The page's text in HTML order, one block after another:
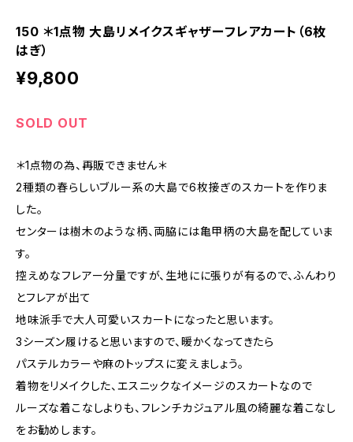
150 ＊1点物 大島リメイクスギャザーフレアカート（6枚
はぎ）
¥9,800
SOLD OUT
＊1点物の為、再販できません＊
2種類の春らしいブルー系の大島で6枚接ぎのスカートを作りま
した。
センターは樹木のような柄、両脇には亀甲柄の大島を配していま
す。
控えめなフレアー分量ですが、生地にに張りが有るので、ふんわり
とフレアが出て
地味派手で大人可愛いスカートになったと思います。
3シーズン履けると思いますので、暖かくなってきたら
パステルカラーや麻のトップスに変えましょう。
着物をリメイクした、エスニックなイメージのスカートなので
ルーズな着こなしよりも、フレンチカジュアル風の綺麗な着こなし
をお勧めします。